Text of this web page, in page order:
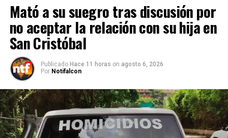
Mató a su suegro tras discusión por
no aceptar la relación con su hija en
San Cristóbal
Publicado Hace 11 horas on agosto 6, 2026
Por Notifalcon